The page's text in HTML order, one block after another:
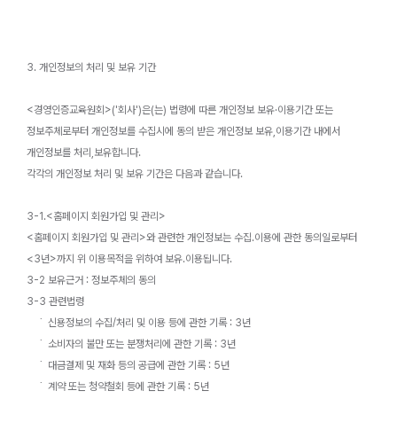
3. 개인정보의 처리 및 보유 기간
<경영인증교육원회 >('회사')은(는) 법령에 따른 개인정보 보유·이용기간 또는
정보주체로부터 개인정보를 수집시에 동의 받은 개인정보 보유,이용기간 내에서
개인정보를 처리,보유합니다.
각각의 개인정보 처리 및 보유 기간은 다음과 같습니다.
3-1.<홈페이지 회원가입 및 관리>
<홈페이지 회원가입 및 관리>와 관련한 개인정보는 수집.이용에 관한 동의일로부터
<3년>까지 위 이용목적을 위하여 보유.이용됩니다.
3-2 보유근거 : 정보주체의 동의
3-3 관련법령
˙ 신용정보의 수집/처리 및 이용 등에 관한 기록 : 3년
˙ 소비자의 불만 또는 분쟁처리에 관한 기록 : 3년
˙ 대금결제 및 재화 등의 공급에 관한 기록 : 5년
˙ 계약 또는 청약철회 등에 관한 기록 : 5년